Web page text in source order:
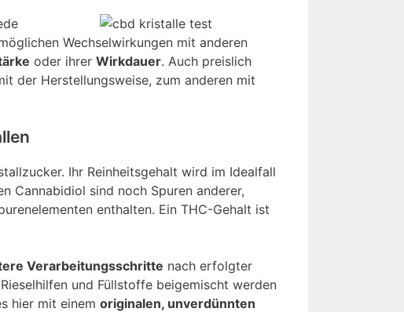
Wechselwirkungen mit anderen
oder ihrer Wirkdauer. Auch preislich
der Herstellungsweise, zum anderen mit
Ihr Reinheitsgehalt wird im Idealfall
Cannabidiol sind noch Spuren anderer,
enthalten. Ein THC-Gehalt ist
Verarbeitungsschritte nach erfolgter
und Füllstoffe beigemischt werden
hier mit einem originalen, unverdünnten